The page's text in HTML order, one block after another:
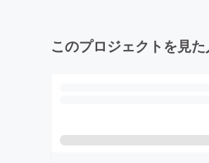
このプロジェクトを見